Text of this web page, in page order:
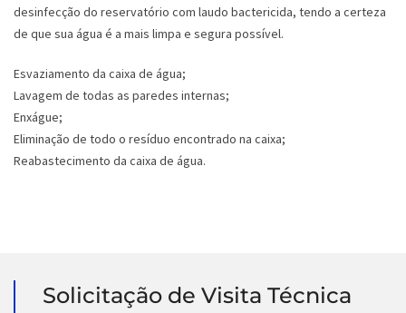
desinfecção do reservatório com laudo bactericida, tendo a certeza
de que sua água é a mais limpa e segura possível.
Esvaziamento da caixa de água;
Lavagem de todas as paredes internas;
Enxágue;
Eliminação de todo o resíduo encontrado na caixa;
Reabastecimento da caixa de água.
Solicitação de Visita Técnica